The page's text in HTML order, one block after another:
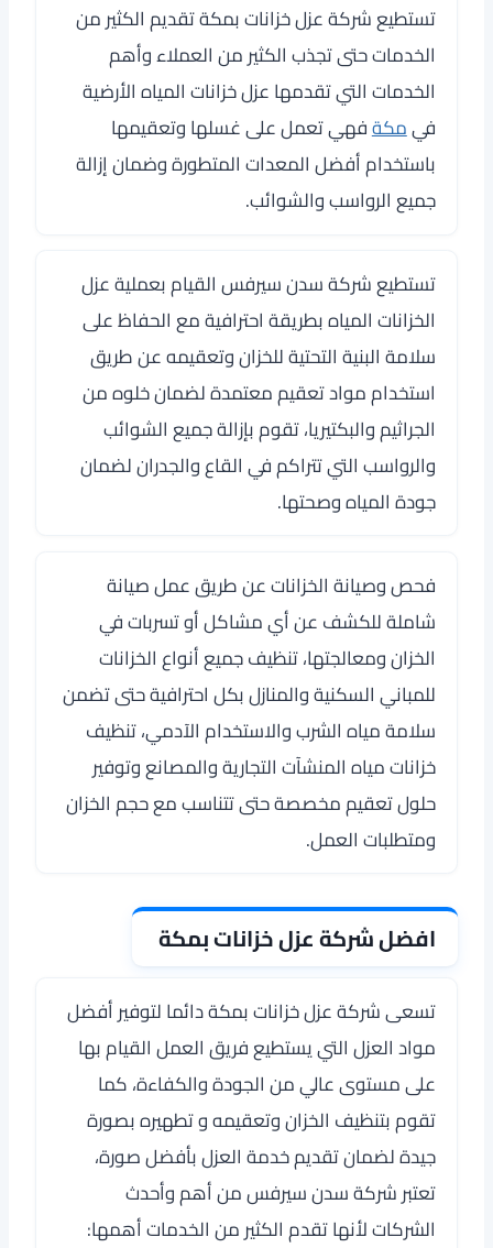
تستطيعشركة عزل خزانات بمكةتقديم الكثير من
الخدمات حتى تجذب الكثير من العملاء وأهم
الخدمات التي تقدمها عزل خزانات المياه الأرضية
فيمكةفهي تعمل على غسلها وتعقيمها
باستخدام أفضل المعدات المتطورة وضمان إزالة
جميع الرواسب والشوائب.
تستطيعشركة سدن سيرفسالقيام بعملية عزل
الخزانات المياه بطريقة احترافية مع الحفاظ على
سلامة البنية التحتية للخزان وتعقيمه عن طريق
استخدام مواد تعقيم معتمدة لضمان خلوه من
الجراثيم والبكتيريا، تقوم بإزالة جميع الشوائب
والرواسب التي تتراكم في القاع والجدران لضمان
جودة المياه وصحتها.
فحص وصيانة الخزانات عن طريق عمل صيانة
شاملة للكشف عن أي مشاكل أو تسربات في
الخزان ومعالجتها، تنظيف جميع أنواع الخزانات
للمباني السكنية والمنازل بكل احترافية حتى تضمن
سلامة مياه الشرب والاستخدام الآدمي، تنظيف
خزانات مياه المنشآت التجارية والمصانع وتوفير
حلول تعقيم مخصصة حتى تتناسب مع حجم الخزان
ومتطلبات العمل.
افضل شركة عزل خزانات بمكة
تسعىشركة عزل خزانات بمكةدائما لتوفير أفضل
مواد العزل التي يستطيع فريق العمل القيام بها
على مستوى عالي من الجودة والكفاءة، كما
تقوم بتنظيف الخزان وتعقيمه و تطهيره بصورة
جيدة لضمان تقديم خدمة العزل بأفضل صورة،
تعتبرشركة سدن سيرفسمن أهم وأحدث
الشركات لأنها تقدم الكثير من الخدمات أهمها: